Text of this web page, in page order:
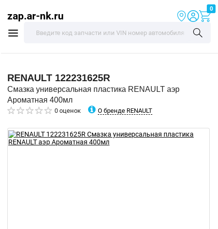
zap.ar-nk.ru
0
RENAULT 122231625R
Смазка универсальная пластика RENAULT аэр
Ароматная 400мл
0 оценок О бренде RENAULT